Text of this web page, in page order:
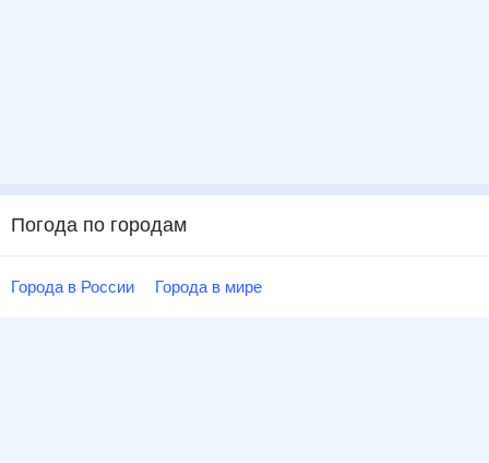
Погода по городам
Города в России Города в мире